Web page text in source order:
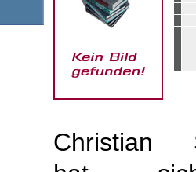
Christian